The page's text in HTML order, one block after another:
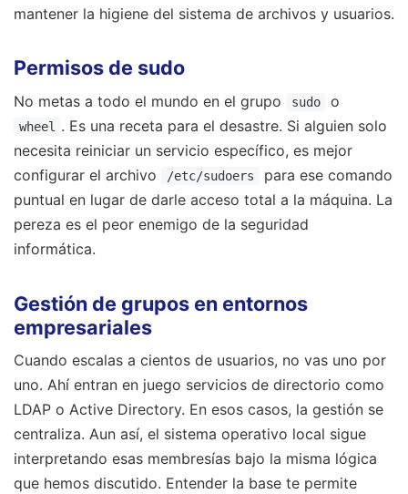
mantener la higiene del sistema de archivos y usuarios.
Permisos de sudo
No metas a todo el mundo en el grupo sudo o
wheel . Es una receta para el desastre. Si alguien solo
necesita reiniciar un servicio específico, es mejor
configurar el archivo
/etc/sudoers
para ese comando
puntual en lugar de darle acceso total a la máquina. La
pereza es el peor enemigo de la seguridad
informática.
Gestión de grupos en entornos
empresariales
Cuando escalas a cientos de usuarios, no vas uno por
uno. Ahí entran en juego servicios de directorio como
LDAP o Active Directory. En esos casos, la gestión se
centraliza. Aun así, el sistema operativo local sigue
interpretando esas membresías bajo la misma lógica
que hemos discutido. Entender la base te permite